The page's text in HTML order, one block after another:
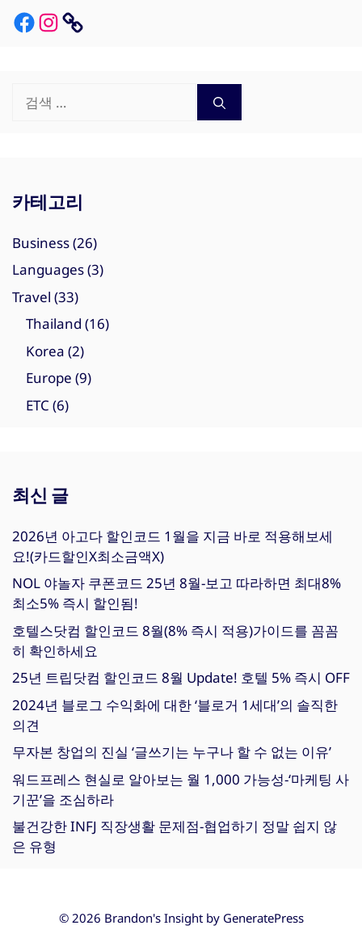
Facebook
Instagram
Link
색:
카테고리
Business(26)
Languages(3)
Travel (33)
Thailand (16)
Korea (2)
Europe (9)
ETC (6)
최신 글
2026년 아고다 할인코드 1월을 지금 바로 적용해보세
요!(카드할인X최소금액X)
NOL 야놀자 쿠폰코드 25년 8월-보고 따라하면 최대8%
최소5% 즉시 할인됨!
호텔스닷컴 할인코드 8월(8% 즉시 적용)가이드를 꼼꼼
히 확인하세요
25년 트립닷컴 할인코드 8월 Update! 호텔 5% 즉시 OFF
2024년 블로그 수익화에 대한 ‘블로거 1세대’의 솔직한
의견
무자본 창업의 진실 ‘글쓰기는 누구나 할 수 없는 이유’
워드프레스 현실로 알아보는 월 1,000 가능성-‘마케팅 사
기꾼’을 조심하라
불건강한 INFJ 직장생활 문제점-협업하기 정말 쉽지 않
은 유형
© 2026 Brandon's Insight by GeneratePress